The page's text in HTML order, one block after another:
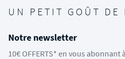
UN PETIT GOÛT DE
Notre newsletter
10€ OFFERTS* en vous